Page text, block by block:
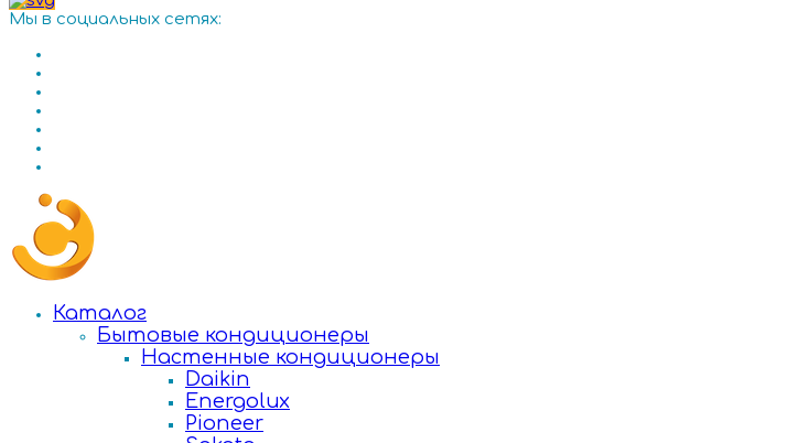
Мы в социальных сетях:
Каталог
Бытовые кондиционеры
Настенные кондиционеры
Daikin
Energolux
Pioneer